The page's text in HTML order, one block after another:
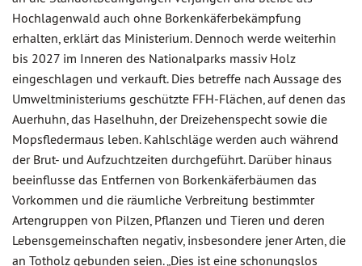
Hochlagenwald auch ohne Borkenkäferbekämpfung
erhalten, erklärt das Ministerium. Dennoch werde weiterhin
bis 2027 im Inneren des Nationalparks massiv Holz
eingeschlagen und verkauft. Dies betreffe nach Aussage des
Umweltministeriums geschützte FFH-Flächen, auf denen das
Auerhuhn, das Haselhuhn, der Dreizehenspecht sowie die
Mopsfledermaus leben. Kahlschläge werden auch während
der Brut- und Aufzuchtzeiten durchgeführt. Darüber hinaus
beeinflusse das Entfernen von Borkenkäferbäumen das
Vorkommen und die räumliche Verbreitung bestimmter
Artengruppen von Pilzen, Pflanzen und Tieren und deren
Lebensgemeinschaften negativ, insbesondere jener Arten, die
an Totholz gebunden seien. „Dies ist eine schonungslos